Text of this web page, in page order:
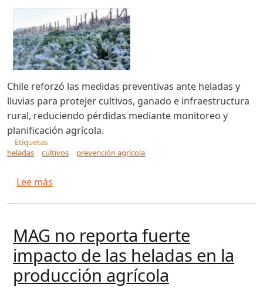
Chile reforzó las medidas preventivas ante heladas y
lluvias para protejer cultivos, ganado e infraestructura
rural, reduciendo pérdidas mediante monitoreo y
planificación agrícola.
Etiquetas
heladas
cultivos prevención agrícola
Lee más
MAG no reporta fuerte
impacto de las heladas en la
producción agrícola